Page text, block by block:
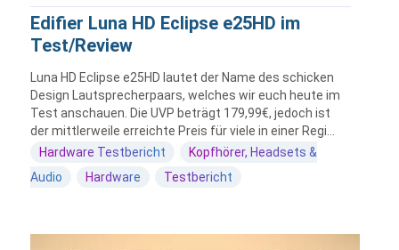
Edifier Luna HD Eclipse e25HD im
Test/Review
Luna HD Eclipse e25HD lautet der Name des schicken
Design Lautsprecherpaars, welches wir euch heute im
Test anschauen. Die UVP beträgt 179,99€, jedoch ist
der mittlerweile erreichte Preis für viele in einer Regi...
Hardware Testbericht
Kopfhörer, Headsets &
Audio
Hardware Testbericht